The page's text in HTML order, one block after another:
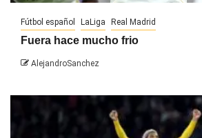
Fútbol español LaLiga Real Madrid
Fuera hace mucho frio
AlejandroSanchez